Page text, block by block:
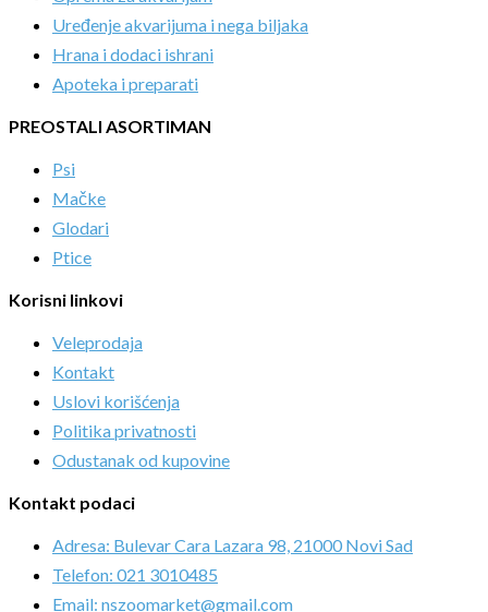
Uređenje akvarijuma i nega biljaka
Hrana i dodaci ishrani
Apoteka i preparati
PREOSTALI ASORTIMAN
Psi
Mačke
Glodari
Ptice
Korisni linkovi
Veleprodaja
Kontakt
Uslovi korišćenja
Politika privatnosti
Odustanak od kupovine
Kontakt podaci
Adresa: Bulevar Cara Lazara 98, 21000 Novi Sad
Telefon: 021 3010485
Email: nszoomarket@gmail.com